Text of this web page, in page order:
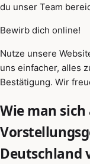
du unser Team
Bewirb dich online!
Nutze unsere
uns einfacher, alles
Bestätigung. Wir
Wie man
Deutschland